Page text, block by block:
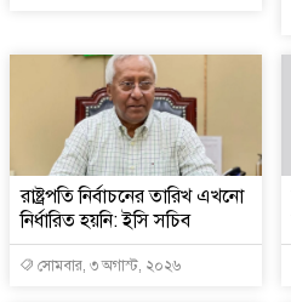
রাষ্ট্রপতি নির্বাচনের তারিখ এখনো
নির্ধারিত হয়নি: ইসি সচিব
সোমবার, ৩ অগাস্ট, ২০২৬